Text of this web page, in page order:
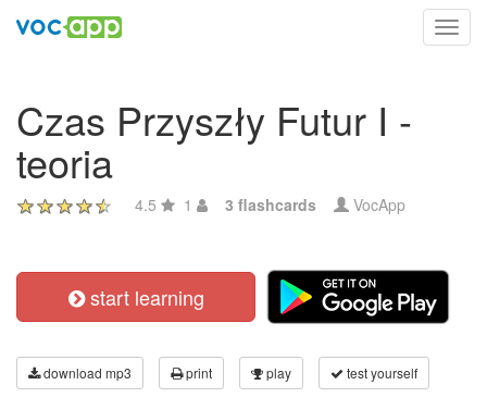
Czas Przyszły Futur I -
teoria
4.5 1 3 flashcards VocApp
start learning
download mp3 print play test yourself